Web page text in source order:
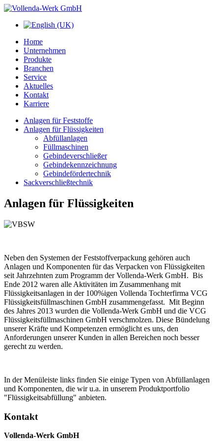
Home
Unternehmen
Produkte
Branchen
Service
Aktuelles
Kontakt
Karriere
Anlagen für Feststoffe
Anlagen für Flüssigkeiten
Abfüllanlagen
Füllmaschinen
Gebindeverschließer
Gebindekennzeichnung
Gebindefördertechnik
Sackverschließtechnik
Anlagen für Flüssigkeiten
Neben den Systemen der Feststoffverpackung gehören auch
Anlagen und Komponenten für das Verpacken von Flüssigkeiten
seit Jahrzehnten zum Programm der Vollenda-Werk GmbH. Bis
Ende 2012 waren alle Aktivitäten im Zusammenhang mit
Flüssigkeitsanlagen in der 100%igen Vollenda Tochterfirma VCG
Flüssigkeitsfüllmaschinen GmbH zusammengefasst. Mit Beginn
des Jahres 2013 wurden die Vollenda-Werk GmbH und die VCG
Flüssigkeitsfüllmaschinen GmbH verschmolzen. Diese Bündelung
unserer Kräfte und Kompetenzen ermöglicht es uns, den
Anforderungen unserer Kunden in allen Bereichen noch besser
gerecht zu werden.
In der Menüleiste links finden Sie einige Typen von Abfüllanlagen
und Komponenten, die wir u.a. in unserem Produktportfolio
"Flüssigkeitsabfüllung" anbieten.
Kontakt
Vollenda-Werk GmbH